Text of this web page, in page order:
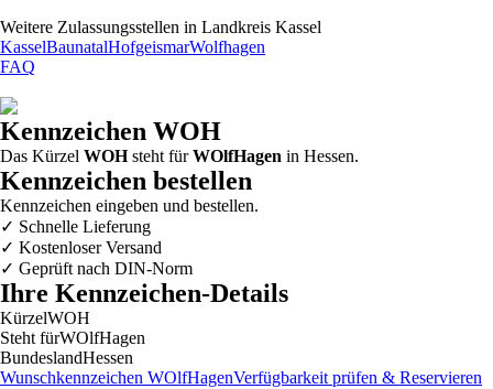
Weitere Zulassungsstellen in Landkreis Kassel
KasselBaunatalHofgeismarWolfhagen
FAQ
Kennzeichen WOH
Das Kürzel WOHsteht fürWOlfHagen in Hessen.
Kennzeichen bestellen
Kennzeichen eingeben und bestellen.
✓ Schnelle Lieferung
✓ Kostenloser Versand
✓ Geprüft nach DIN-Norm
Ihre Kennzeichen-Details
KürzelWOH
Steht fürWOlfHagen
BundeslandHessen
Wunschkennzeichen WOlfHagenVerfügbarkeit prüfen & Reservieren